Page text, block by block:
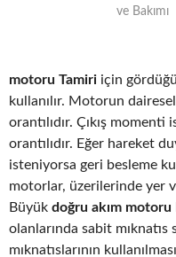
ve Bakımı
motoru Tamiri için
kullanılır. Motorun
orantılıdır. Çıkış
orantılıdır. Eğer hareket
isteniyorsa geri besleme
motorlar, üzerilerinde yer
Büyük doğru akım motoru
olanlarında sabit
mıknatıslarının